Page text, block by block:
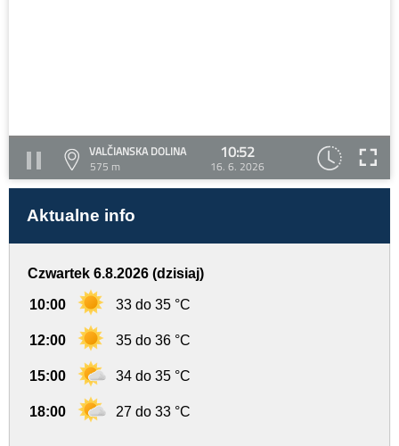
VALČIANSKA DOLINA
575 m
10:52
16. 6. 2026
Aktualne info
Czwartek 6.8.2026 (dzisiaj)
10:00 33 do 35 °C
12:00 35 do 36 °C
15:00 34 do 35 °C
18:00 27 do 33 °C